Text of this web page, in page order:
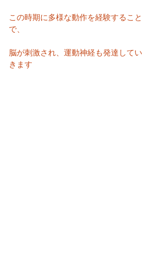
この時期に多様な動作を経験すること
で、
脳が刺激され、運動神経も発達してい
きます